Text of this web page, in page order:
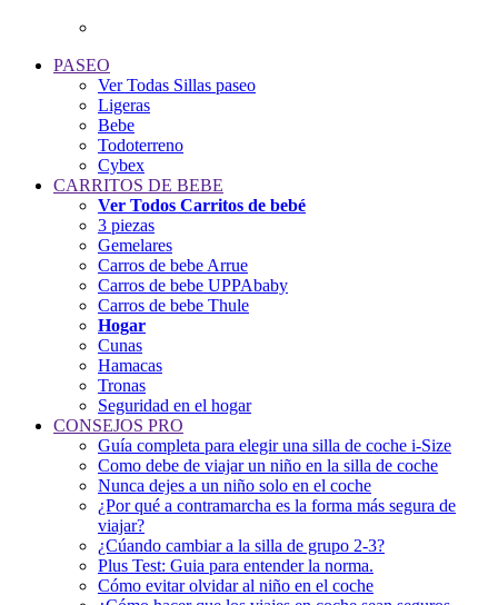
PASEO
Ver Todas Sillas paseo
Ligeras
Bebe
Todoterreno
Cybex
CARRITOS DE BEBE
Ver Todos Carritos de bebé
3 piezas
Gemelares
Carros de bebe Arrue
Carros de bebe UPPAbaby
Carros de bebe Thule
Hogar
Cunas
Hamacas
Tronas
Seguridad en el hogar
CONSEJOS PRO
Guía completa para elegir una silla de coche i-Size
Como debe de viajar un niño en la silla de coche
Nunca dejes a un niño solo en el coche
¿Por qué a contramarcha es la forma más segura de
viajar?
¿Cúando cambiar a la silla de grupo 2-3?
Plus Test: Guia para entender la norma.
Cómo evitar olvidar al niño en el coche